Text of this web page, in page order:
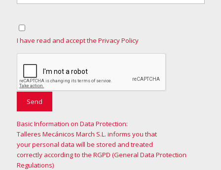
I have read and accept the Privacy Policy
Basic Information on Data Protection:
Talleres Mecánicos March S.L. informs you that
your personal data will be stored and treated
correctly according to the RGPD (General Data Protection
Regulations)